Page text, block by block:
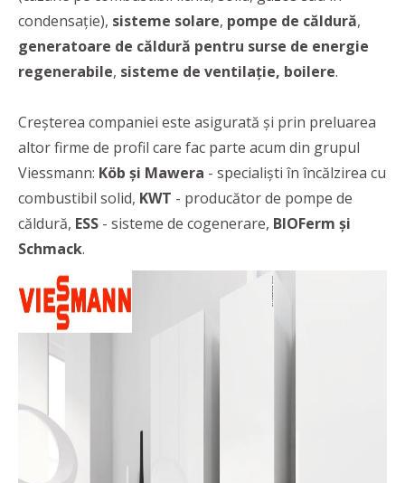
condensație), sisteme solare, pompe de căldură,
generatoare de căldură pentru surse de energie
regenerabile, sisteme de ventilație, boilere.
Creșterea companiei este asigurată și prin preluarea
altor firme de profil care fac parte acum din grupul
Viessmann: Köb și Mawera - specialiști în încălzirea cu
combustibil solid, KWT - producător de pompe de
căldură, ESS - sisteme de cogenerare, BIOFerm și
Schmack.